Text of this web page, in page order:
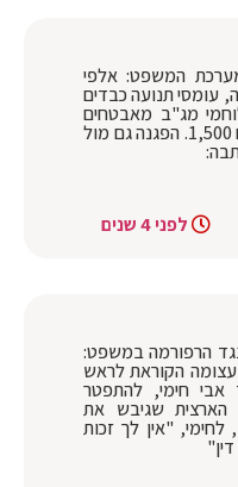
המשפט: אלפי
עומסי תנועה כבדים
ולוחמי מג"ב מאבטחים
את ההפגנה. בחיפה מוחים 1,500. הפגנה גם מול
לפני 4 שנים
הרפורמה במשפט:
עצומה הקוראת לראש
אבי חימי, להתפטר
הארצית שגיבש את
לחימי, "אין לך זכות